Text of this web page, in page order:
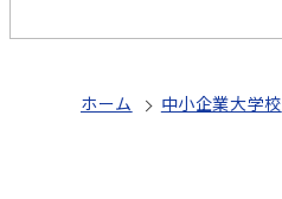
ホーム 中小企業大学校